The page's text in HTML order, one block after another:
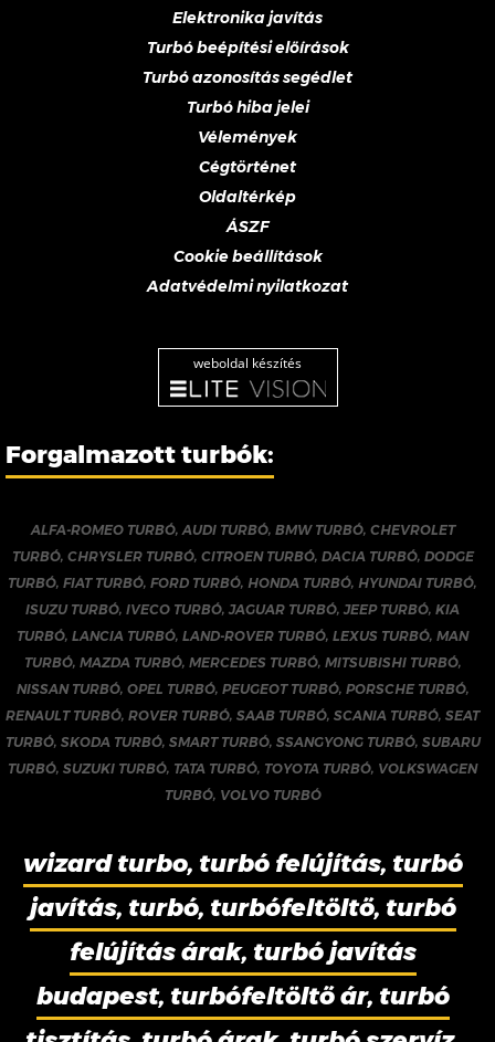
Elektronika javítás
Turbó beépítési előírások
Turbó azonosítás segédlet
Turbó hiba jelei
Vélemények
Cégtörténet
Oldaltérkép
ÁSZF
Cookie beállítások
Adatvédelmi nyilatkozat
weboldal készítés
Forgalmazott turbók:
ALFA-ROMEO TURBÓ,AUDI TURBÓ, BMW TURBÓ, CHEVROLET
TURBÓ, CHRYSLER TURBÓ, CITROEN TURBÓ, DACIA TURBÓ, DODGE
TURBÓ,FIAT TURBÓ,FORD TURBÓ, HONDA TURBÓ, HYUNDAI TURBÓ,
ISUZU TURBÓ,IVECO TURBÓ,JAGUAR TURBÓ,JEEP TURBÓ,KIA
TURBÓ,LANCIA TURBÓ,LAND-ROVER TURBÓ,LEXUS TURBÓ,MAN
TURBÓ, MAZDA TURBÓ, MERCEDES TURBÓ, MITSUBISHI TURBÓ,
NISSAN TURBÓ, OPEL TURBÓ, PEUGEOT TURBÓ, PORSCHE TURBÓ,
RENAULT TURBÓ,ROVER TURBÓ,SAAB TURBÓ,SCANIA TURBÓ,SEAT
TURBÓ, SKODA TURBÓ, SMART TURBÓ, SSANGYONG TURBÓ, SUBARU
TURBÓ,SUZUKI TURBÓ, TATA TURBÓ, TOYOTA TURBÓ, VOLKSWAGEN
TURBÓ, VOLVO TURBÓ
wizard turbo, turbó felújítás, turbó
javítás, turbó, turbófeltöltő, turbó
felújítás árak, turbó javítás
budapest, turbófeltöltő ár, turbó